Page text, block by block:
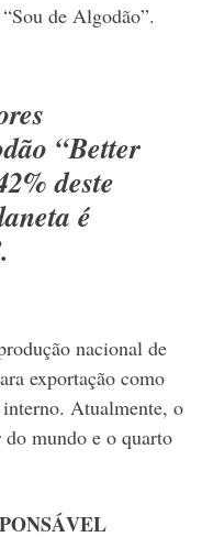
de Algodão”.
“Better
deste
é
nacional de
exportação como
interno. Atualmente, o
mundo e o quarto